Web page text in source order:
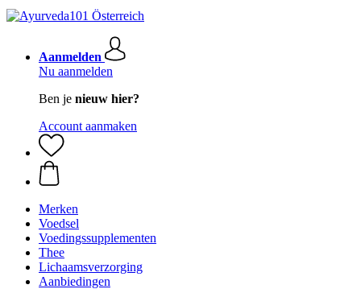
Aanmelden
Nu aanmelden
Ben je nieuw hier?
Account aanmaken
Merken
Voedsel
Voedingssupplementen
Thee
Lichaamsverzorging
Aanbiedingen